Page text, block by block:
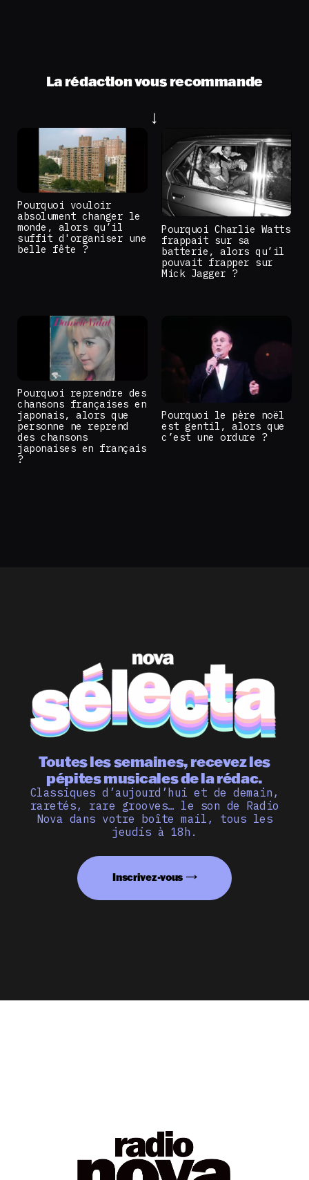
La rédaction vous recommande
Pourquoi vouloir
absolument changer le
monde, alors qu’il
suffit d'organiser une
belle fête ?
Pourquoi Charlie Watts
frappait sur sa
batterie, alors qu’il
pouvait frapper sur
Mick Jagger ?
Pourquoi reprendre des
chansons françaises en
japonais, alors que
personne ne reprend
des chansons
japonaises en français
?
Pourquoi le père noël
est gentil, alors que
c’est une ordure ?
Toutes les semaines, recevez les
pépites musicales de la rédac.
Classiques d’aujourd’hui et de demain,
raretés, rare grooves… le son de Radio
Nova dans votre boîte mail, tous les
jeudis à 18h.
Inscrivez-vous